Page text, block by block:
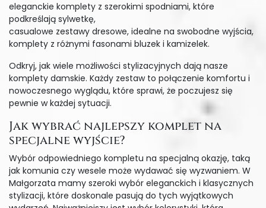
eleganckie komplety z szerokimi spodniami, które
podkreślają sylwetkę,
casualowe zestawy dresowe, idealne na swobodne wyjścia,
komplety z różnymi fasonami bluzek i kamizelek.
Odkryj, jak wiele możliwości stylizacyjnych dają nasze
komplety damskie. Każdy zestaw to połączenie komfortu i
nowoczesnego wyglądu, które sprawi, że poczujesz się
pewnie w każdej sytuacji.
Jak wybrać najlepszy komplet na
specjalne wyjście?
Wybór odpowiedniego kompletu na specjalną okazję, taką
jak komunia czy wesele może wydawać się wyzwaniem. W
Małgorzata mamy szeroki wybór eleganckich i klasycznych
stylizacji, które doskonale pasują do tych wyjątkowych